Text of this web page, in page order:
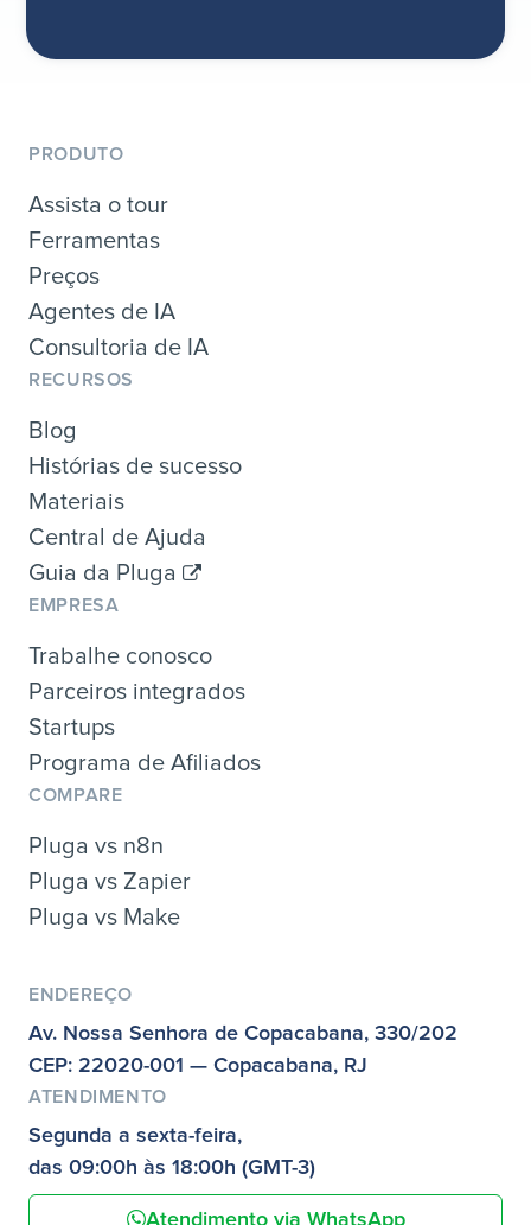
PRODUTO
Assista o tour
Ferramentas
Preços
Agentes de IA
Consultoria de IA
RECURSOS
Blog
Histórias de sucesso
Materiais
Central de Ajuda
Guia da Pluga
EMPRESA
Trabalhe conosco
Parceiros integrados
Startups
Programa de Afiliados
COMPARE
Pluga vs n8n
Pluga vs Zapier
Pluga vs Make
ENDEREÇO
Av. Nossa Senhora de Copacabana, 330/202
CEP: 22020-001 — Copacabana, RJ
ATENDIMENTO
Segunda a sexta-feira,
das 09:00h às 18:00h (GMT-3)
Atendimento via WhatsApp